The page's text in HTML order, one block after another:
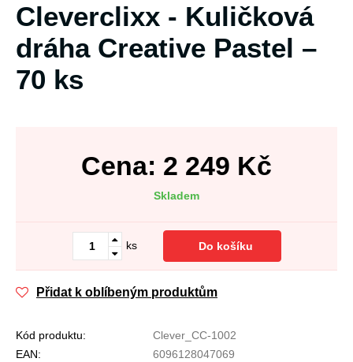
Cleverclixx - Kuličková
dráha Creative Pastel –
70 ks
Cena: 2 249 Kč
Skladem
ks Do košíku
Přidat k oblíbeným produktům
Kód produktu:
Clever_CC-1002
EAN:
6096128047069